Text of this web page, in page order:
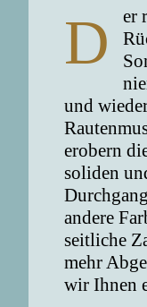
D
er
und
erobern
soliden
andere
seitliche
mehr
wir Ihnen